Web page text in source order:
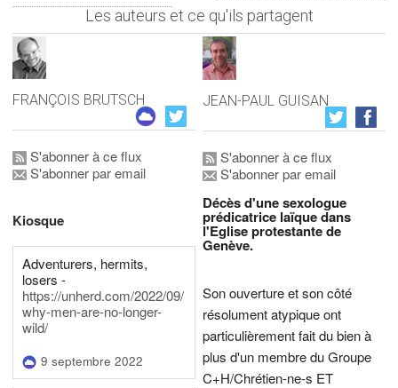
Les auteurs et ce qu'ils partagent
FRANÇOIS BRUTSCH
S'abonner à ce flux
S'abonner par email
Kiosque
Adventurers, hermits,
losers -
https://unherd.com/2022/09/
why-men-are-no-longer-
wild/
9 septembre 2022
JEAN-PAUL GUISAN
S'abonner à ce flux
S'abonner par email
Décès d'une sexologue
prédicatrice laïque dans
l'Eglise protestante de
Genève.
Son ouverture et son côté
résolument atypique ont
particulièrement fait du bien à
plus d'un membre du Groupe
C+H/Chrétien-ne-s ET